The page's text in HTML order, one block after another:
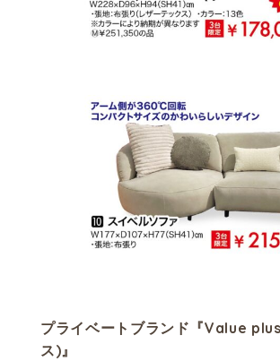
プライベートブランド『Value
ス)』